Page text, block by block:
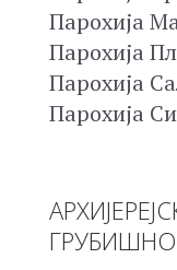
Парохија
Парохија
Парохија
Парохија